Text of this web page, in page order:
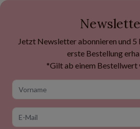
Jetzt Newsletter abonnieren und 5
erste Bestellung
*Gilt ab einem Bestellwert